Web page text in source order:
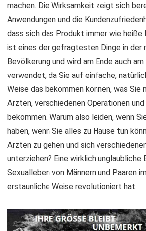
machen. Die Wirksamkeit zeigt sich
Anwendungen und die
dass sich das Produkt immer wie heiße
ist eines der gefragtesten Dinge in der
Bevölkerung und wird am Ende auch
verwendet, da Sie auf einfache,
Weise das bekommen können, was Sie
Ärzten, verschiedenen Operationen
bekommen. Warum also leiden, wenn
haben, wenn Sie alles zu Hause tun
Ärzten zu gehen und sich
unterziehen? Eine wirklich unglaubliche
Sexualleben von Männern und Paaren
erstaunliche Weise revolutioniert hat.